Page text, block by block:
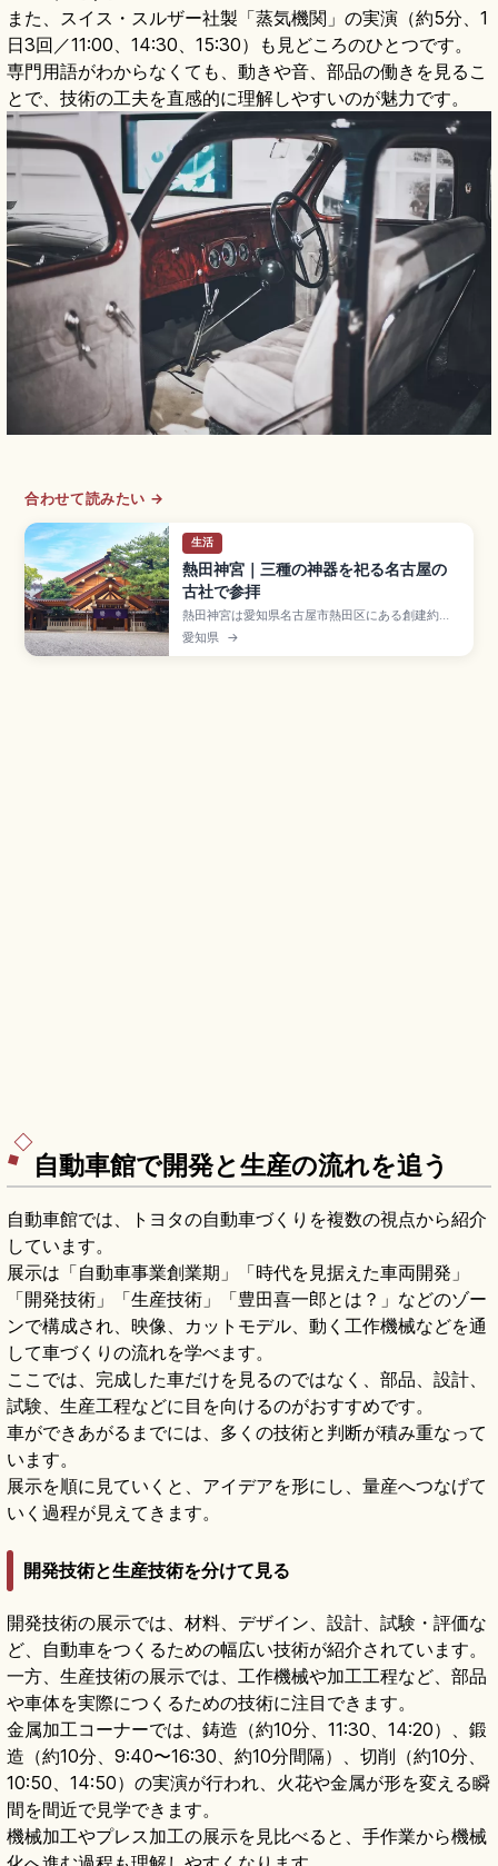
また、スイス・スルザー社製「蒸気機関」の実演（約5分、1
日3回／11:00、14:30、15:30）も見どころのひとつです。
専門用語がわからなくても、動きや音、部品の働きを見るこ
とで、技術の工夫を直感的に理解しやすいのが魅力です。
合わせて読みたい →
生活
熱田神宮｜三種の神器を祀る名古屋の
古社で参拝
熱田神宮は愛知県名古屋市熱田区にある創建約
1900年前と伝わる古社で、三種の神器のひとつ
「草薙神剣」を御神体として祀る格式の高い神社
愛知県 →
自動車館で開発と生産の流れを追う
自動車館では、トヨタの自動車づくりを複数の視点から紹介
しています。
展示は「自動車事業創業期」「時代を見据えた車両開発」
「開発技術」「生産技術」「豊田喜一郎とは？」などのゾー
ンで構成され、映像、カットモデル、動く工作機械などを通
して車づくりの流れを学べます。
ここでは、完成した車だけを見るのではなく、部品、設計、
試験、生産工程などに目を向けるのがおすすめです。
車ができあがるまでには、多くの技術と判断が積み重なって
います。
展示を順に見ていくと、アイデアを形にし、量産へつなげて
いく過程が見えてきます。
開発技術と生産技術を分けて見る
開発技術の展示では、材料、デザイン、設計、試験・評価な
ど、自動車をつくるための幅広い技術が紹介されています。
一方、生産技術の展示では、工作機械や加工工程など、部品
や車体を実際につくるための技術に注目できます。
金属加工コーナーでは、鋳造（約10分、11:30、14:20）、鍛
造（約10分、9:40〜16:30、約10分間隔）、切削（約10分、
10:50、14:50）の実演が行われ、火花や金属が形を変える瞬
間を間近で見学できます。
機械加工やプレス加工の展示を見比べると、手作業から機械